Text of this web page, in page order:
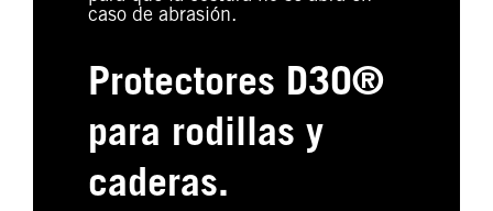
caso de abrasión.
Protectores D3O®
para rodillas y
caderas.